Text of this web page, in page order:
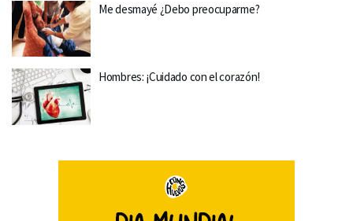
Me desmayé ¿Debo preocuparme?
Hombres: ¡Cuidado con el corazón!